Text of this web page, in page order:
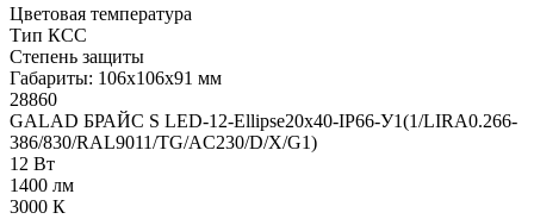
Цветовая температура
Тип КСС
Степень защиты
Габариты: 106x106x91 мм
28860
GALAD БРАЙС S LED-12-Ellipse20x40-IP66-У1(1/LIRA0.266-
386/830/RAL9011/TG/AC230/D/X/G1)
12 Вт
1400 лм
3000 К